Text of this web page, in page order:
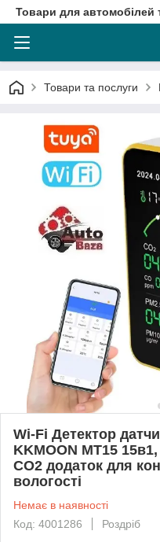
Товари для автомобілей
Товари та послуги
Wi-Fi Детектор
KKMOON MT15
CO2 додаток для
вологості
Немає в наявності
Код: 4001286
Роздріб